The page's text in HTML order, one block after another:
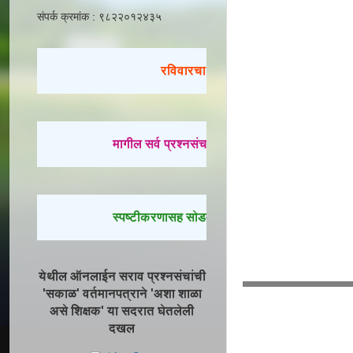
संपर्क क्रमांक : ९८२२०१२४३५
रविवारचा सराव
मागील सर्व प्रश्नसंच सोडवण्यासाठी येथे क्लिक करा.
स्पष्टीकरणासह सोडवलेले प्रश्न पाहण्यासाठी येथे
येथील ऑनलाईन सराव प्रश्नसंचांची
'सकाळ' वर्तमानपत्राने 'अशा शाळा
असे शिक्षक' या सदरात घेतलेली
दखल